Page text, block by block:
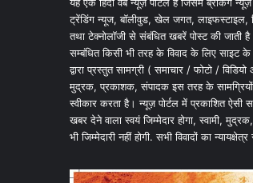
यह एक हिंदी वेब न्यूज़ पोर्टल है जिसमें ब्रेकिंग
ट्रेंडिंग न्यूज, बॉलीवुड, खेल जगत, लाइफस्टाइल,
तथा टेक्नोलॉजी से संबंधित खबरें पोस्ट की
सम्बंधित किसी भी तरह के विवाद के लिए साइट
द्वारा प्रस्तुत सामग्री ( समाचार / फोटो / विडियो
मुद्रक, प्रकाशक, संपादक इस तरह के सामग्रियों
स्वीकार करता है। न्यूज़ पोर्टल में प्रकाशित ऐसी
खबर देने वाला स्वयं जिम्मेदार होगा, स्वामी,
भी जिम्मेदारी नहीं होगी. सभी विवादों का न्यायक्षेत्र